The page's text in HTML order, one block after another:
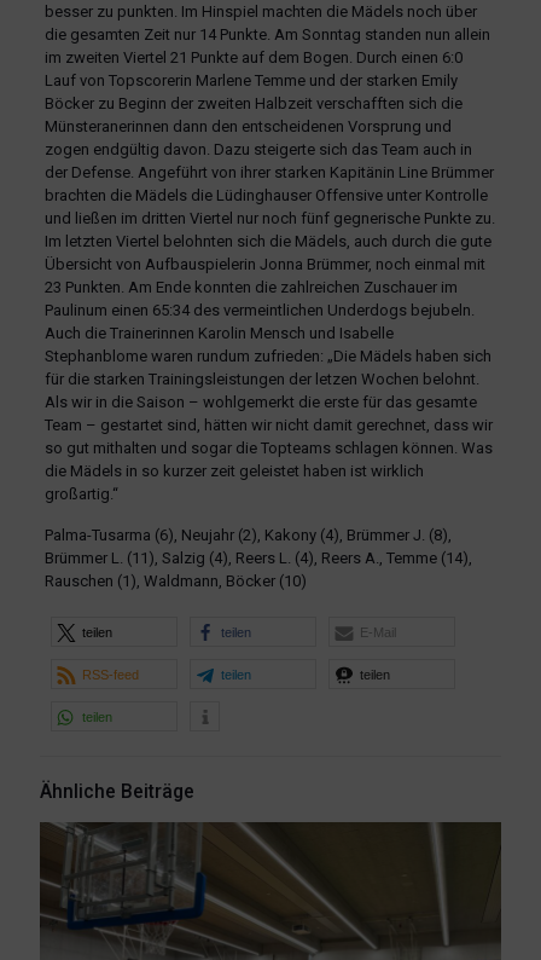
besser zu punkten. Im Hinspiel machten die Mädels noch über
die gesamten Zeit nur 14 Punkte. Am Sonntag standen nun allein
im zweiten Viertel 21 Punkte auf dem Bogen. Durch einen 6:0
Lauf von Topscorerin Marlene Temme und der starken Emily
Böcker zu Beginn der zweiten Halbzeit verschafften sich die
Münsteranerinnen dann den entscheidenen Vorsprung und
zogen endgültig davon. Dazu steigerte sich das Team auch in
der Defense. Angeführt von ihrer starken Kapitänin Line Brümmer
brachten die Mädels die Lüdinghauser Offensive unter Kontrolle
und ließen im dritten Viertel nur noch fünf gegnerische Punkte zu.
Im letzten Viertel belohnten sich die Mädels, auch durch die gute
Übersicht von Aufbauspielerin Jonna Brümmer, noch einmal mit
23 Punkten. Am Ende konnten die zahlreichen Zuschauer im
Paulinum einen 65:34 des vermeintlichen Underdogs bejubeln.
Auch die Trainerinnen Karolin Mensch und Isabelle
Stephanblome waren rundum zufrieden: „Die Mädels haben sich
für die starken Trainingsleistungen der letzen Wochen belohnt.
Als wir in die Saison – wohlgemerkt die erste für das gesamte
Team – gestartet sind, hätten wir nicht damit gerechnet, dass wir
so gut mithalten und sogar die Topteams schlagen können. Was
die Mädels in so kurzer zeit geleistet haben ist wirklich
großartig.“
Palma-Tusarma (6), Neujahr (2), Kakony (4), Brümmer J. (8),
Brümmer L. (11), Salzig (4), Reers L. (4), Reers A., Temme (14),
Rauschen (1), Waldmann, Böcker (10)
teilen teilen E-Mail
RSS-feed teilen teilen
teilen
Ähnliche Beiträge